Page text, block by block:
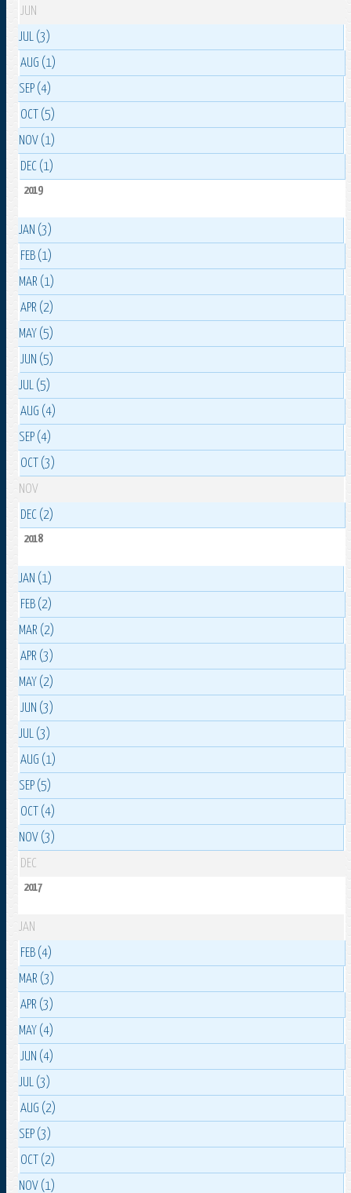
JUN
JUL (3)
AUG (1)
SEP (4)
OCT (5)
NOV (1)
DEC (1)
2019
JAN (3)
FEB (1)
MAR (1)
APR (2)
MAY (5)
JUN (5)
JUL (5)
AUG (4)
SEP (4)
OCT (3)
NOV
DEC (2)
2018
JAN (1)
FEB (2)
MAR (2)
APR (3)
MAY (2)
JUN (3)
JUL (3)
AUG (1)
SEP (5)
OCT (4)
NOV (3)
DEC
2017
JAN
FEB (4)
MAR (3)
APR (3)
MAY (4)
JUN (4)
JUL (3)
AUG (2)
SEP (3)
OCT (2)
NOV (1)